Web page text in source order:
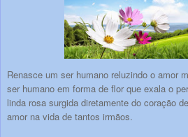
Renasce um ser humano reluzindo o amor
ser humano em forma de flor que exala o
linda rosa surgida diretamente do coração
amor na vida de tantos irmãos.